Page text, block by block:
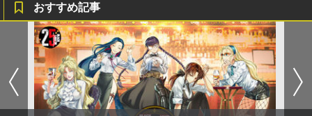
おすすめ記事